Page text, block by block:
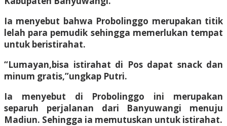
Ia menyebut bahwa Probolinggo merupakan titik
lelah para pemudik sehingga memerlukan tempat
untuk beristirahat.
“Lumayan,bisa istirahat di Pos dapat snack dan
minum gratis,”ungkap Putri.
Ia menyebut di Probolinggo ini merupakan
separuh perjalanan dari Banyuwangi menuju
Madiun. Sehingga ia memutuskan untuk istirahat.